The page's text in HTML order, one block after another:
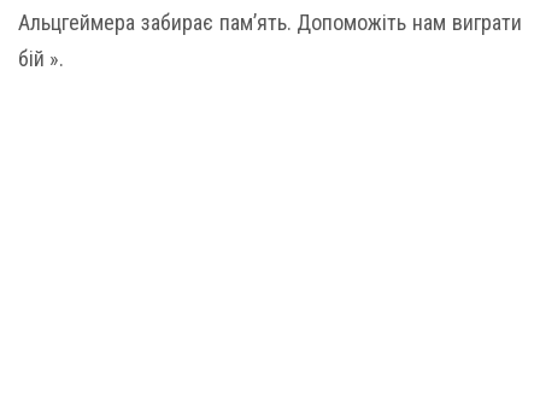
Альцгеймера забирає пам’ять. Допоможіть нам виграти
бій ».